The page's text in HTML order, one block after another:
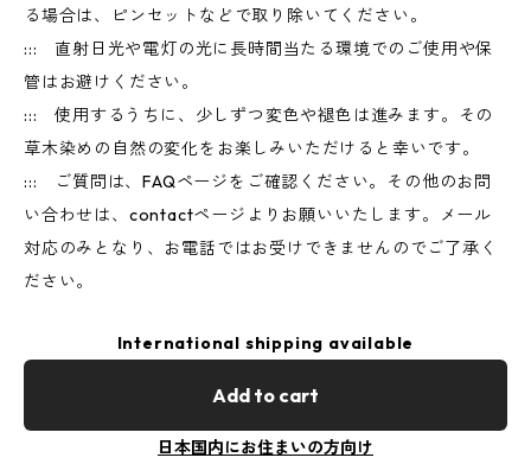
る場合は、ピンセットなどで取り除いてください。
::: 直射日光や電灯の光に長時間当たる環境でのご使用や保
管はお避けください。
::: 使用するうちに、少しずつ変色や褪色は進みます。その
草木染めの自然の変化をお楽しみいただけると幸いです。
::: ご質問は、FAQページをご確認ください。その他のお問
い合わせは、contactページよりお願いいたします。メール
対応のみとなり、お電話ではお受けできませんのでご了承く
ださい。
International shipping available
Add to cart
日本国内にお住まいの方向け